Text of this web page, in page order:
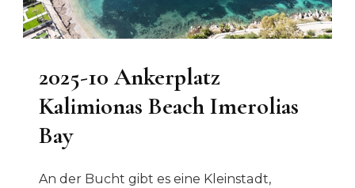
2025-10 Ankerplatz
Kalimionas Beach Imerolias
Bay
An der Bucht gibt es eine Kleinstadt,